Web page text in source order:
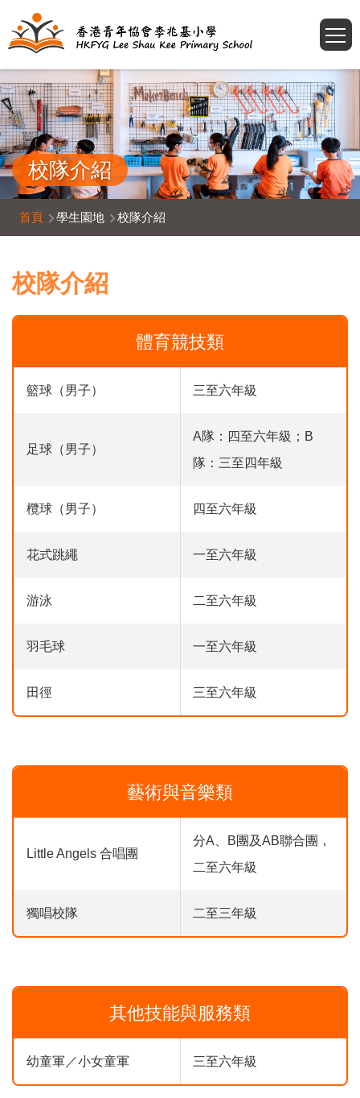
移至主內容
校隊介紹
導
航
連
結
首頁 學生園地 校隊介紹
校隊介紹
體育競技類
籃球（男子） 三至六年級
足球（男子）
A隊：四至六年級；B
隊：三至四年級
欖球（男子） 四至六年級
花式跳繩 一至六年級
游泳 二至六年級
羽毛球 一至六年級
田徑 三至六年級
藝術與音樂類
Little Angels 合唱團
分A、B團及AB聯合團，
二至六年級
獨唱校隊 二至三年級
其他技能與服務類
幼童軍／小女童軍 三至六年級